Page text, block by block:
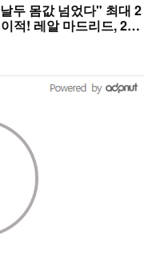
두 몸값 넘었다" 최대 2
적! 레알 마드리드, 21